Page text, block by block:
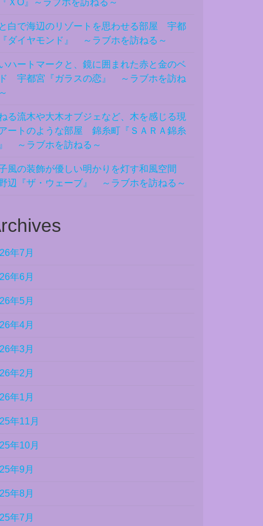
ＸO』～ラブホを訪ねる～
白で海辺のリゾートを思わせる部屋 宇都
ダイヤモンド』 ～ラブホを訪ねる～
ハートマークと、鏡に囲まれた赤と金のベ
宇都宮『ガラスの恋』 ～ラブホを訪ね
る流木や大木オブジェなど、木を感じる現
ートのような部屋 錦糸町『ＳＡＲＡ錦糸
～ラブホを訪ねる～
風の装飾が優しい明かりを灯す和風空間
辺『ザ・ウェーブ』 ～ラブホを訪ねる～
年7月
年6月
年5月
年4月
年3月
年2月
年1月
年11月
年10月
年9月
年8月
年7月